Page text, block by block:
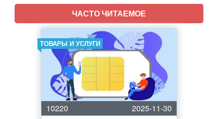
ЧАСТО ЧИТАЕМОЕ
ТОВАРЫ И УСЛУГИ
10220
2025-11-30